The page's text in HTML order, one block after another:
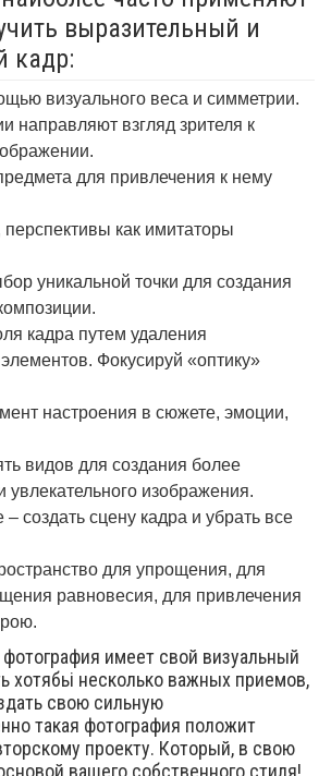
выразительный и
кадр:
визуального веса и симметрии.
направляют взгляд зрителя к
для привлечения к нему
перспективы как имитаторы
уникальной точки для создания
кадра путем удаления
Фокусируй «оптику»
настроения в сюжете, эмоции,
видов для создания более
увлекательного изображения.
создать сцену кадра и убрать все
для упрощения, для
равновесия, для привлечения
имеет свой визуальный
хотябьі несколько важных приемов,
свою сильную
такая фотография положит
проекту. Который, в свою
вашего собственного стиля!